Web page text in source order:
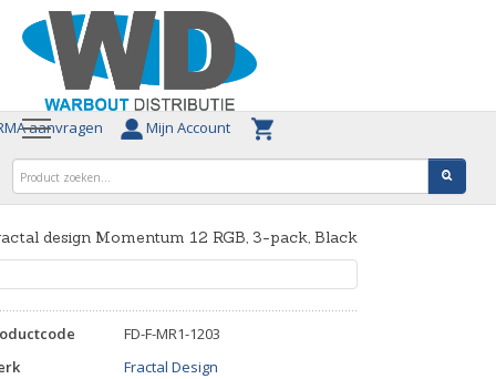
aanvragen Mijn Account
design Momentum 12 RGB, 3-pack, Black
FD-F-MR1-1203
Fractal Design